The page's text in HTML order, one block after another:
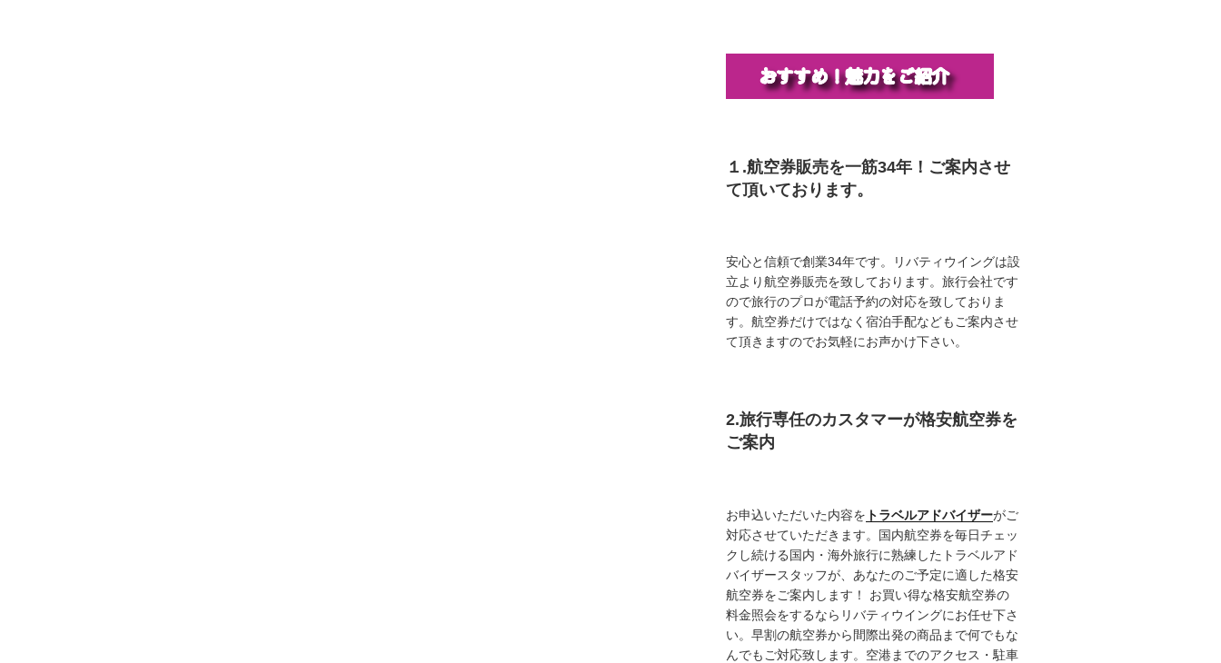
１.航空券販売を一筋34年！ご案内させ
て頂いております。
安心と信頼で創業34年です。リバティウイングは設
立より航空券販売を致しております。旅行会社です
ので旅行のプロが電話予約の対応を致しておりま
す。航空券だけではなく宿泊手配などもご案内させ
て頂きますのでお気軽にお声かけ下さい。
2.旅行専任のカスタマーが格安航空券を
ご案内
お申込いただいた内容を トラベルアドバイザーがご
対応させていただきます。国内航空券を毎日チェッ
クし続ける国内・海外旅行に熟練したトラベルアド
バイザースタッフが、あなたのご予定に適した格安
航空券をご案内します！ お買い得な格安航空券の
料金照会をするならリバティウイングにお任せ下さ
い。早割の航空券から間際出発の商品まで何でもな
んでもご対応致します。空港までのアクセス・駐車